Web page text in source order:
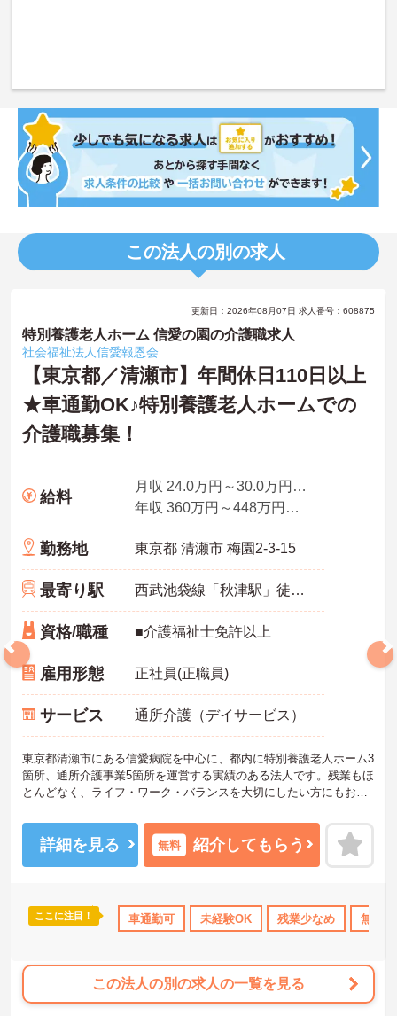
この法人の別の求人
無資格OK 資格取得サポート 研修制度あり 産休･育休･
更新日：2026年08月07日 求人番号：608875
特別養護老人ホーム 信愛の園の介護職求人
社会福祉法人信愛報恩会
【東京都／清瀬市】年間休日110日以上
★車通勤OK♪特別養護老人ホームでの
介護職募集！
給料
月収 24.0万円～30.0万円程度（夜勤手当込み）
年収 360万円～448万円程度 介護経験4年介護福祉士 375万～
勤務地 東京都 清瀬市 梅園2-3-15
最寄り駅 西武池袋線「秋津駅」徒歩12分
資格/職種 ■介護福祉士免許以上
雇用形態 正社員(正職員)
サービス 通所介護（デイサービス）
東京都清瀬市にある信愛病院を中心に、都内に特別養護老人ホーム3
箇所、通所介護事業5箇所を運営する実績のある法人です。残業もほ
とんどなく、ライフ・ワーク・バランスを大切にしたい方にもおす
実にOJTで安心して勤務できます。
年間休日110日以上で、お休みもしっかり取れる環境です。
また、マイカー通勤可能のため、通勤もらくらくです。
詳細を見る 無料 紹介してもらう
ここに注目！ 車通勤可 未経験OK 残業少なめ 無資
この法人の別の求人の一覧を見る